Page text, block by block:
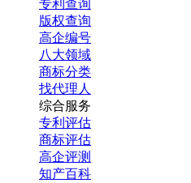
专利查询
版权查询
高企编号
八大领域
商标分类
找代理人
综合服务
专利评估
商标评估
高企评测
知产百科